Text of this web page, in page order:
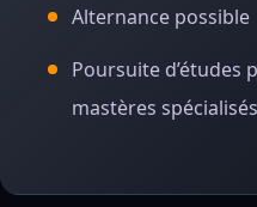
Alternance possible
Poursuite d’études
mastères